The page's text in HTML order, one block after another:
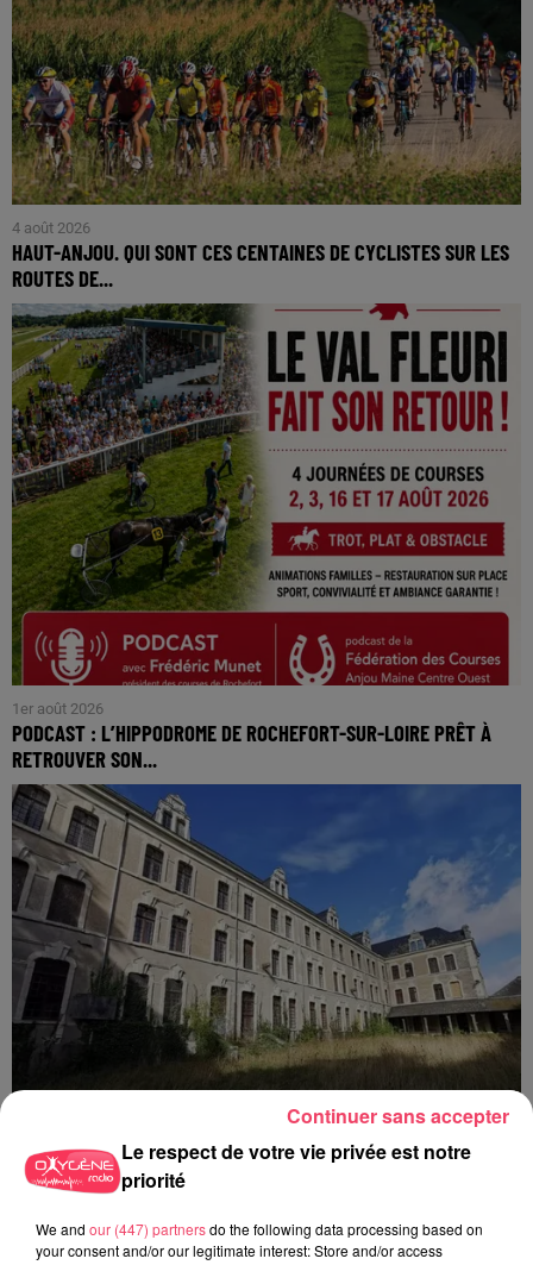
4 août 2026
HAUT-ANJOU. QUI SONT CES CENTAINES DE CYCLISTES SUR LES
ROUTES DE...
1er août 2026
PODCAST : L’HIPPODROME DE ROCHEFORT-SUR-LOIRE PRÊT À
RETROUVER SON...
31 juillet 2026
HOMME ENTENDU...
Le respect de votre vie privée est notre
priorité
We and our (447) partnersdo the following data processing based on
your consent and/or our legitimate interest: Store and/or access
Continuer sans accepter